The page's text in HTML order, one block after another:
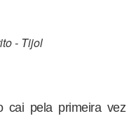
- Tijol
cai pela primeira vez